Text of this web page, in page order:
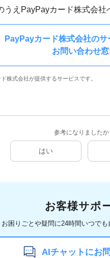
うえPayPayカード株式会社
PayPayカード株式会社のサ
お問い合わせ窓
株式会社が提供するサービスです。
参考になりましたか
はい
お客様サポ
お困りごとや疑問に24時間いつで
AIチャットにお